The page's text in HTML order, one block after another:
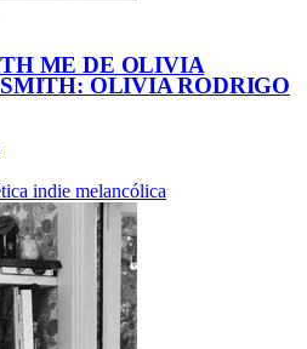
ME DE OLIVIA
OLIVIA RODRIGO
indie melancólica